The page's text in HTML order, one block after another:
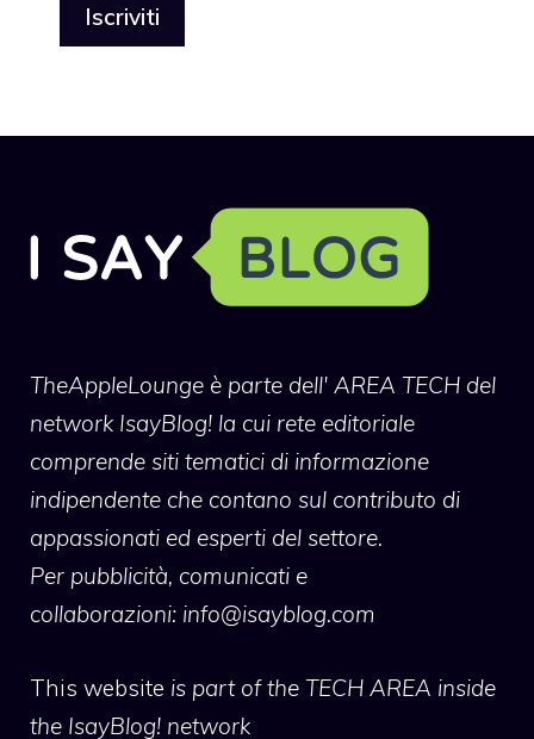
TheAppleLounge è parte dell' AREA TECH del
network IsayBlog! la cui rete editoriale
comprende siti tematici di informazione
indipendente che contano sul contributo di
appassionati ed esperti del settore.
Per pubblicità, comunicati e
collaborazioni: info@isayblog.com
This website is part of the TECH AREA inside
the IsayBlog! network